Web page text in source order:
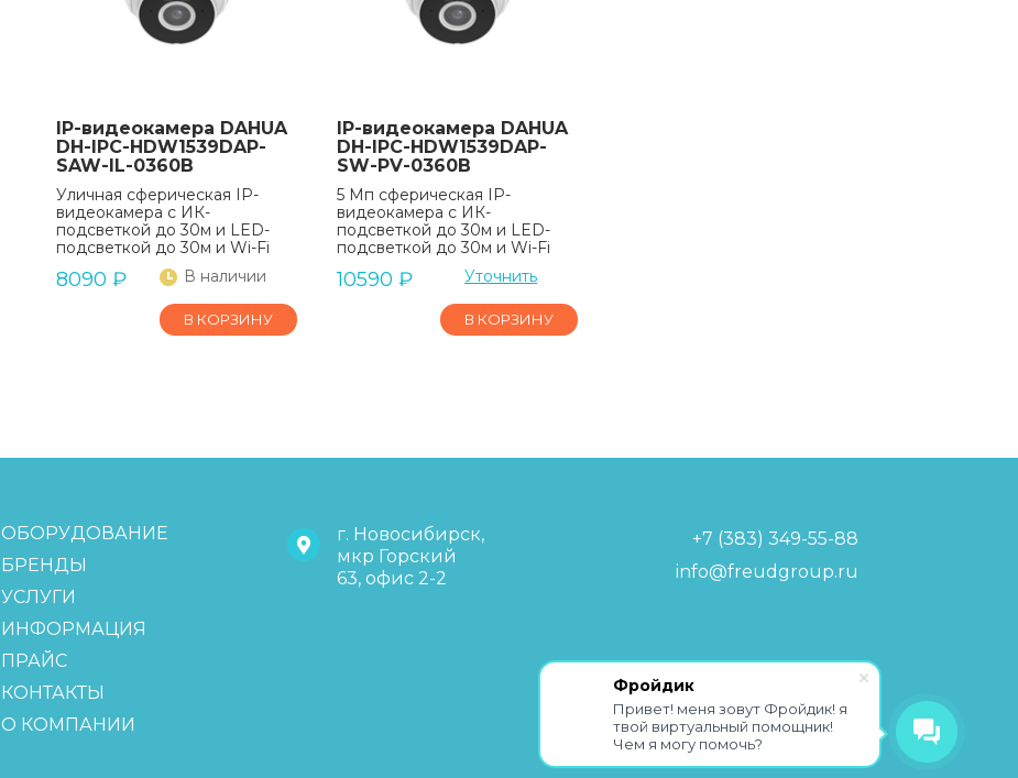
Фройдик
Привет! меня зовут Фройдик! я
твой виртуальный помощник!
Чем я могу помочь?
IP-видеокамера DAHUA
DH-IPC-HDW1539DAP-
SAW-IL-0360B
Уличная сферическая IP-
видеокамера с ИК-
подсветкой до 30м и LED-
подсветкой до 30м и Wi-Fi
8090 ₽ В наличии
В КОРЗИНУ
IP-видеокамера DAHUA
DH-IPC-HDW1539DAP-
SW-PV-0360B
5 Мп сферическая IP-
видеокамера с ИК-
подсветкой до 30м и LED-
подсветкой до 30м и Wi-Fi
10590 ₽ Уточнить
В КОРЗИНУ
ОБОРУДОВАНИЕ
БРЕНДЫ
УСЛУГИ
ИНФОРМАЦИЯ
ПРАЙС
КОНТАКТЫ
О КОМПАНИИ
г. Новосибирск,
мкр Горский
63, офис 2-2
+7 (383) 349-55-88
info@freudgroup.ru
персональных данных